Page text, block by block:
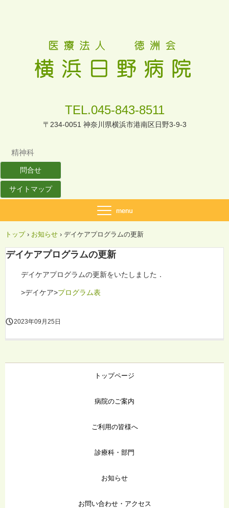
TEL.045-843-8511
〒234-0051 神奈川県横浜市港南区日野3-9-3
精神科
問合せ
サイトマップ
トップ › お知らせ › デイケアプログラムの更新
デイケアプログラムの更新
デイケアプログラムの更新をいたしました．
>デイケア>プログラム表
2023年09月25日
トップページ
病院のご案内
ご利用の皆様へ
診療科・部門
お知らせ
お問い合わせ・アクセス